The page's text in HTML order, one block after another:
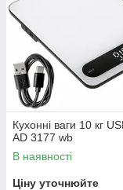
Кухонні ваги 10 кг
AD 3177 wb
В наявності
Ціну уточнюйте